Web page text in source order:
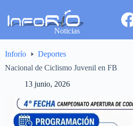
Noticias
Inforío
Deportes
Nacional de Ciclismo Juvenil en FB
13 junio, 2026